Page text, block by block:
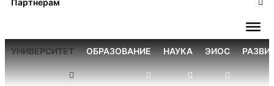
Партнерам
УНИВЕРСИТЕТ ОБРАЗОВАНИЕ НАУКА ЭИОС